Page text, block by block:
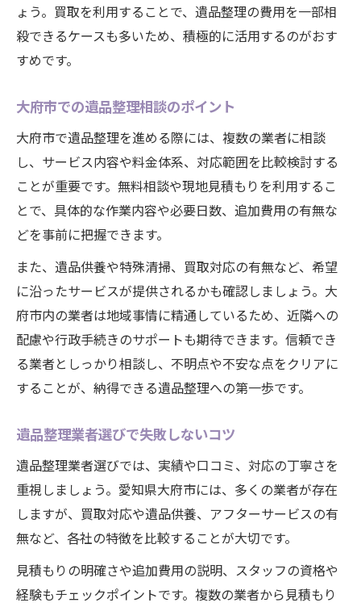
ょう。買取を利用することで、遺品整理の費用を一部相
殺できるケースも多いため、積極的に活用するのがおす
すめです。
大府市での遺品整理相談のポイント
大府市で遺品整理を進める際には、複数の業者に相談
し、サービス内容や料金体系、対応範囲を比較検討する
ことが重要です。無料相談や現地見積もりを利用するこ
とで、具体的な作業内容や必要日数、追加費用の有無な
どを事前に把握できます。
また、遺品供養や特殊清掃、買取対応の有無など、希望
に沿ったサービスが提供されるかも確認しましょう。大
府市内の業者は地域事情に精通しているため、近隣への
配慮や行政手続きのサポートも期待できます。信頼でき
る業者としっかり相談し、不明点や不安な点をクリアに
することが、納得できる遺品整理への第一歩です。
遺品整理業者選びで失敗しないコツ
遺品整理業者選びでは、実績や口コミ、対応の丁寧さを
重視しましょう。愛知県大府市には、多くの業者が存在
しますが、買取対応や遺品供養、アフターサービスの有
無など、各社の特徴を比較することが大切です。
見積もりの明確さや追加費用の説明、スタッフの資格や
経験もチェックポイントです。複数の業者から見積もり